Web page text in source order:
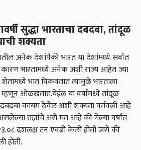
सुद्धा भारताचा दबदबा, तांदूळ
शक्यता
अनेक देशांपैकी भारत या देशांमध्ये सर्वात
कारण भारतामध्ये अनेक अशी राज्य आहेत ज्या
भात पिकवतात त्यामुळे भारताला
म्हणून ओळखतात.येईल या वर्षांमध्ये तांदूळ
कायम ठेवेल अशी शक्यता वर्तवली आहे
असलेल्या तज्ञांचे असे मत आहे की गेल्या वर्षात
दशलक्ष टन एवढी केली होती जसे की
होती.